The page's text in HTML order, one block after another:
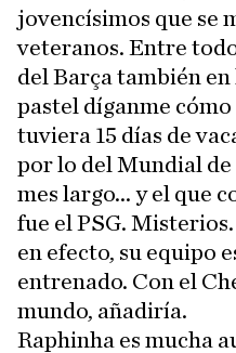
jovencísimos que se
veteranos. Entre
del Barça también en
pastel díganme cómo
tuviera 15 días de
por lo del Mundial de
mes largo... y el que
fue el PSG.
en efecto, su equipo
entrenado. Con el
mundo, añadiría.
Raphinha es mucha